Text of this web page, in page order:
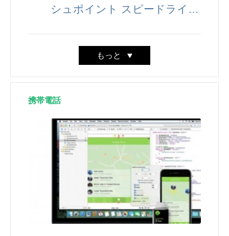
シュポイント スピードライト
もっと
携帯電話